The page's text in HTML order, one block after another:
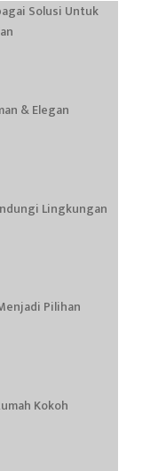
Solusi Untuk
& Elegan
Lingkungan
Pilihan
Kokoh